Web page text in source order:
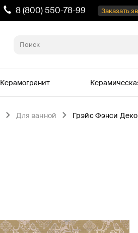
8 (800) 550-78-99 Заказать
Керамогранит
Для ванной Грэйс Фэнси